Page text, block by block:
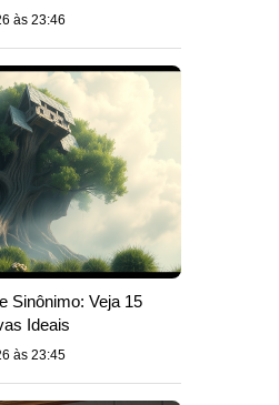
às 23:46
Sinônimo: Veja 15
Ideais
às 23:45